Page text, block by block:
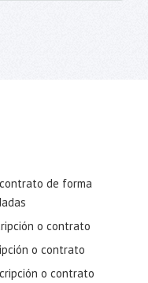
de forma
o contrato
o contrato
o contrato